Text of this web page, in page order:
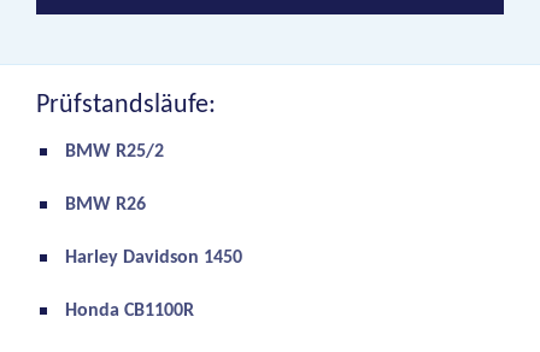
Prüfstandsläufe:
BMW R25/2
BMW R26
Harley Davidson 1450
Honda CB1100R